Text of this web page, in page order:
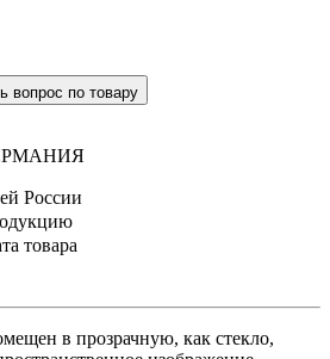
вопрос по товару
России
товара
в прозрачную, как стекло,